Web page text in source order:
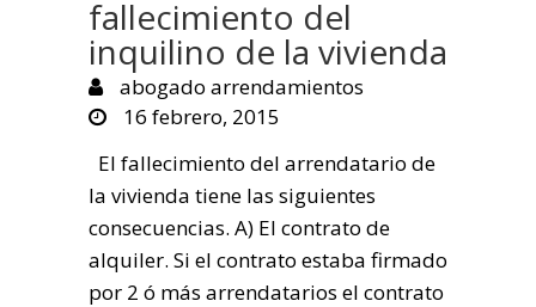
fallecimiento del
inquilino de la vivienda
abogado arrendamientos
16 febrero, 2015
El fallecimiento del arrendatario de
la vivienda tiene las siguientes
consecuencias. A) El contrato de
alquiler. Si el contrato estaba firmado
por 2 ó más arrendatarios el contrato